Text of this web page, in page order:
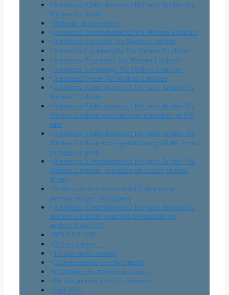
Assistenza Elettrodomestici Hotpoint Ariston Via
Modena Limbiate
Richiedi un Preventivo
Assistenza Elettrodomestici Via Modena Limbiate
Assistenza Lavatrice Via Modena Limbiate
Assistenza Lavastoviglie Via Modena Limbiate
Assistenza Frigoriferi Via Modena Limbiate
Assistenza Lavasciuga Via Modena Limbiate
Assistenza Forno Via Modena Limbiate
Assistenza Elettrodomestici Hotpoint Ariston Via
Modena Limbiate
Assistenza Elettrodomestici Hotpoint Ariston Via
Modena Limbiate con rimborso immediato di 100
euro
Assistenza Elettrodomestici Hotpoint Ariston Via
Modena Limbiate con registrazione prodotto, ecco i
vantaggi proposti
Assistenza Elettrodomestici Hotpoint Ariston Via
Modena Limbiate, contattare un tecnico in linea
diretta
Nuovi marchi e a visione del futuro per un
mercato sempre più esigente
Assistenza Elettrodomestici Hotpoint Ariston Via
Modena Limbiate, controlli di sicurezza per
modelli 2004-2015
RECENSIONI
Ottimo Lavoro…
Tecnico molto cortese
Grande cortesia e tecnico molto
Finalmente ho trovato un tecnico
Da mia suocera sostituito cerniera
Link Utili